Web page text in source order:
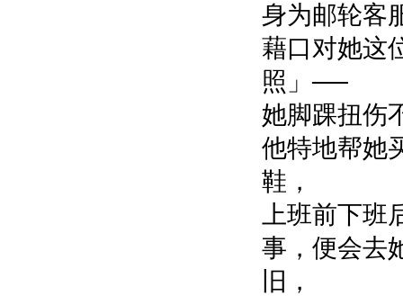
身为邮轮客
藉口对她这
照」──
她脚踝扭伤
他特地帮她
鞋，
上班前下班
事，便会去
旧，